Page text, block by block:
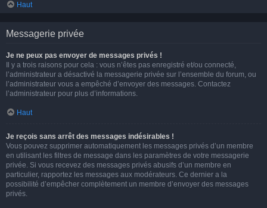
Haut
Messagerie privée
Je ne peux pas envoyer de messages privés !
Il y a trois raisons pour cela : vous n’êtes pas enregistré et/ou connecté,
l’administrateur a désactivé la messagerie privée sur l’ensemble du forum, ou
l’administrateur vous a empêché d’envoyer des messages. Contactez
l’administrateur pour plus d’informations.
Haut
Je reçois sans arrêt des messages indésirables !
Vous pouvez supprimer automatiquement les messages privés d’un membre
en utilisant les filtres de message dans les paramètres de votre messagerie
privée. Si vous recevez des messages privés abusifs d’un membre en
particulier, rapportez les messages aux modérateurs. Ce dernier a la
possibilité d’empêcher complètement un membre d’envoyer des messages
privés.